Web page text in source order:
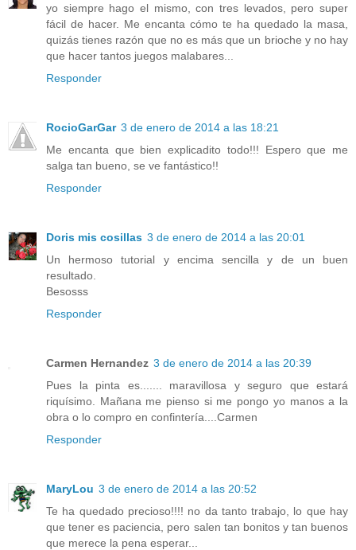
yo siempre hago el mismo, con tres levados, pero super
fácil de hacer. Me encanta cómo te ha quedado la masa,
quizás tienes razón que no es más que un brioche y no hay
que hacer tantos juegos malabares...
Responder
RocioGarGar 3 de enero de 2014 a las 18:21
Me encanta que bien explicadito todo!!! Espero que me
salga tan bueno, se ve fantástico!!
Responder
Doris mis cosillas 3 de enero de 2014 a las 20:01
Un hermoso tutorial y encima sencilla y de un buen
resultado.
Besosss
Responder
Carmen Hernandez 3 de enero de 2014 a las 20:39
Pues la pinta es....... maravillosa y seguro que estará
riquísimo. Mañana me pienso si me pongo yo manos a la
obra o lo compro en confintería....Carmen
Responder
MaryLou 3 de enero de 2014 a las 20:52
Te ha quedado precioso!!!! no da tanto trabajo, lo que hay
que tener es paciencia, pero salen tan bonitos y tan buenos
que merece la pena esperar...